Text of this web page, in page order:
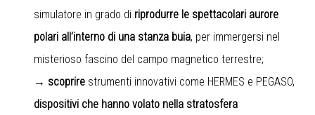
simulatore in grado di riprodurre le spettacolari aurore
polari all’interno di una stanza buia, per immergersi nel
misterioso fascino del campo magnetico terrestre;
→ scoprire strumenti innovativi come HERMES e PEGASO,
dispositivi che hanno volato nella stratosfera